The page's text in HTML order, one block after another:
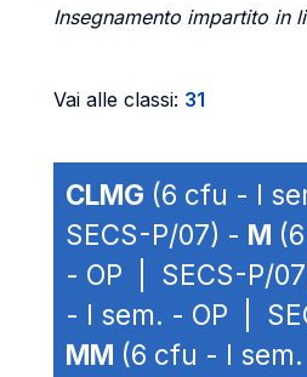
Insegnamento impartito in
Vai alle classi: 31
CLMG (6 cfu - I
SECS-P/07) - M
- OP | SECS-P/
- I sem. - OP |
MM (6 cfu - I